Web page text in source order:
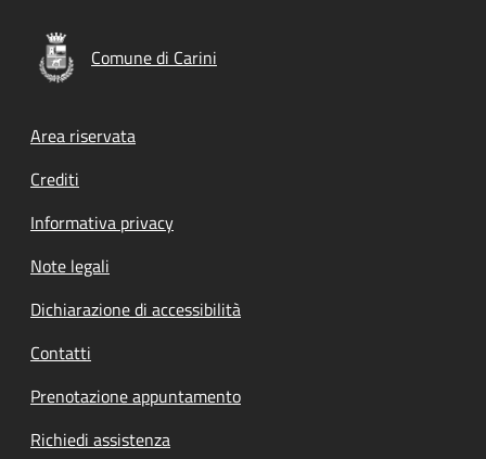
Comune di Carini
Footer menu
Area riservata
Crediti
Informativa privacy
Note legali
Dichiarazione di accessibilità
Contatti
Prenotazione appuntamento
Richiedi assistenza